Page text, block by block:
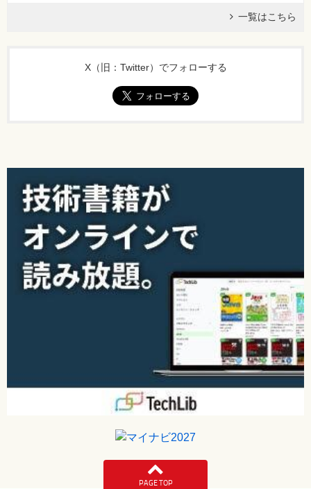
一覧はこちら
X（旧：Twitter）でフォローする
PAGE TOP